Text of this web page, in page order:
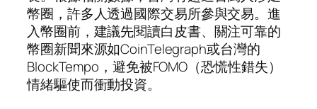
幣圈，許多人透過國際交易所參與交易。進
入幣圈前，建議先閱讀白皮書、關注可靠的
幣圈新聞來源如CoinTelegraph或台灣的
BlockTempo，避免被FOMO（恐慌性錯失）
情緒驅使而衝動投資。